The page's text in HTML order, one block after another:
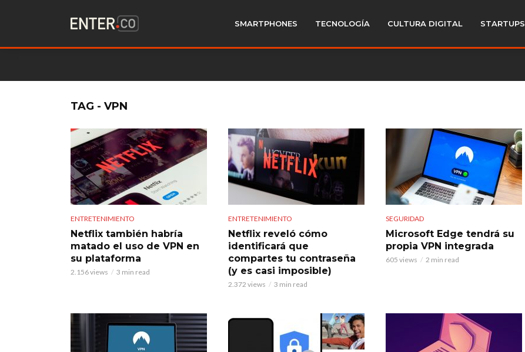
SMARTPHONES TECNOLOGÍA CULTURA DIGITAL STARTUPS
TAG - VPN
ENTRETENIMIENTO
Netflix también habría
matado el uso de VPN en
su plataforma
2.156 views 3 min read
ENTRETENIMIENTO
Netflix reveló cómo
identificará que
compartes tu contraseña
(y es casi imposible)
2.372 views 3 min read
SEGURIDAD
Microsoft Edge tendrá su
propia VPN integrada
605 views 2 min read